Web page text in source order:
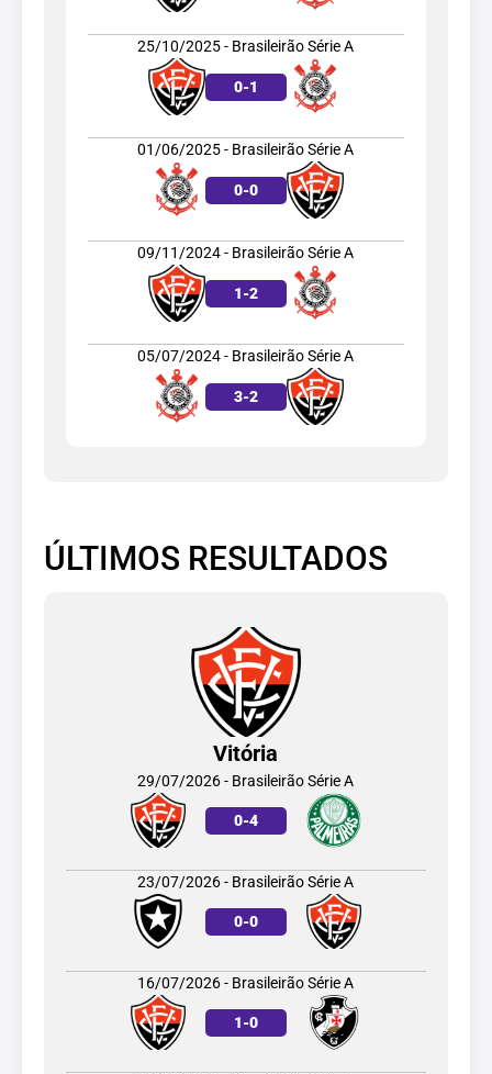
25/10/2025 - Brasileirão Série A
0-1
01/06/2025 - Brasileirão Série A
0-0
09/11/2024 - Brasileirão Série A
1-2
05/07/2024 - Brasileirão Série A
3-2
ÚLTIMOS RESULTADOS
Vitória
29/07/2026 - Brasileirão Série A
0-4
23/07/2026 - Brasileirão Série A
0-0
16/07/2026 - Brasileirão Série A
1-0